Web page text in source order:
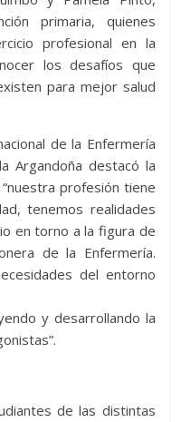
primaria, quienes
profesional en la
los desafíos que
para mejor salud
de la Enfermería
Argandoña destacó la
profesión tiene
tenemos realidades
en torno a la figura de
de la Enfermería.
del entorno
y desarrollando la
de las distintas